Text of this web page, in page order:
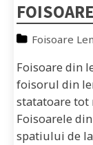
Foisoare
Foisoare din
foisorul din
statatoare tot
Foisoarele
spatiului de